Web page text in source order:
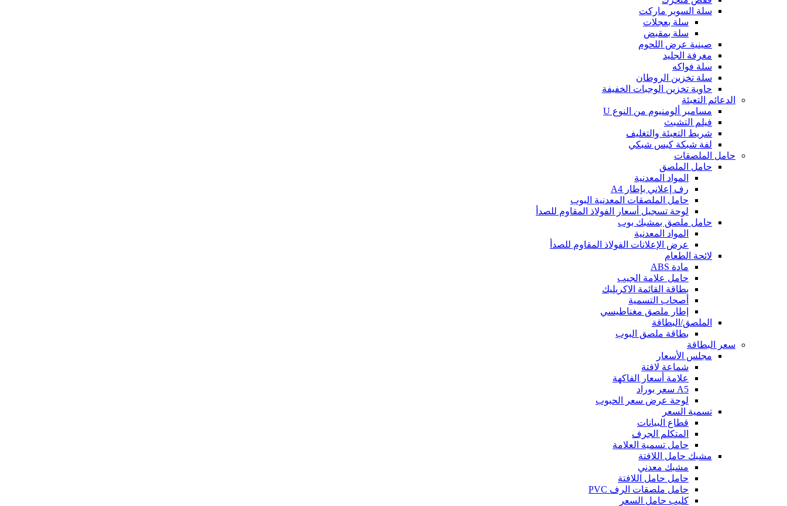
سلة السوبر ماركت
سلة بعجلات
سلة بمقبض
صينية عرض اللحوم
مغرفة الجليد
سلة فواكه
سلة تخزين الروطان
حاوية تخزين الوجبات الخفيفة
الدعائم التعبئة
مسامير ألومنيوم من النوع U
فيلم التشبث
شريط التعبئة والتغليف
لفة شبكة كيس شبكي
حامل الملصقات
حامل الملصق
المواد المعدنية
رف إعلاني بإطار A4
حامل الملصقات المعدنية البوب
لوحة تسجيل أسعار الفولاذ المقاوم للصدأ
حامل ملصق بمشبك بوب
المواد المعدنية
عرض الإعلانات الفولاذ المقاوم للصدأ
لائحة الطعام
مادة ABS
حامل علامة الجيب
بطاقة القائمة الاكريليك
أصحاب التسمية
إطار ملصق مغناطيسي
الملصق/البطاقة
بطاقة ملصق البوب
سعر البطاقة
مجلس الأسعار
شماعة لافتة
علامة أسعار الفاكهة
A5 سعر بوراد
لوحة عرض سعر الحبوب
تسمية السعر
قطاع البيانات
المتكلم الجرف
حامل تسمية العلامة
مشبك حامل اللافتة
مشبك معدني
حامل حامل اللافتة
حامل ملصقات الرف PVC
كليب حامل السعر